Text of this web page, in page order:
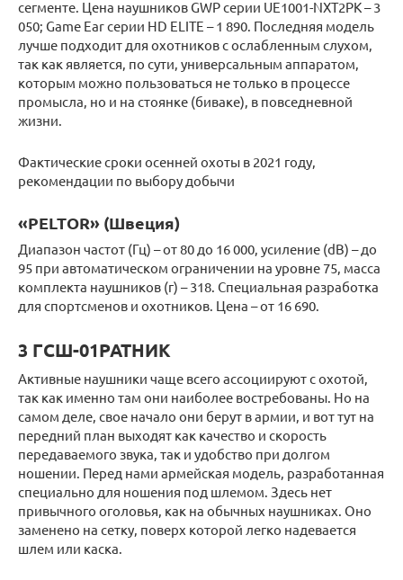
сегменте. Цена наушников GWP серии UE1001-NXT2PK – 3
050; Game Ear серии HD ELITE – 1 890. Последняя модель
лучше подходит для охотников с ослабленным слухом,
так как является, по сути, универсальным аппаратом,
которым можно пользоваться не только в процессе
промысла, но и на стоянке (биваке), в повседневной
жизни.
Фактические сроки осенней охоты в 2021 году,
рекомендации по выбору добычи
«PELTOR» (Швеция)
Диапазон частот (Гц) – от 80 до 16 000, усиление (dB) – до
95 при автоматическом ограничении на уровне 75, масса
комплекта наушников (г) – 318. Специальная разработка
для спортсменов и охотников. Цена – от 16 690.
3 ГСШ-01РАТНИК
Активные наушники чаще всего ассоциируют с охотой,
так как именно там они наиболее востребованы. Но на
самом деле, свое начало они берут в армии, и вот тут на
передний план выходят как качество и скорость
передаваемого звука, так и удобство при долгом
ношении. Перед нами армейская модель, разработанная
специально для ношения под шлемом. Здесь нет
привычного оголовья, как на обычных наушниках. Оно
заменено на сетку, поверх которой легко надевается
шлем или каска.